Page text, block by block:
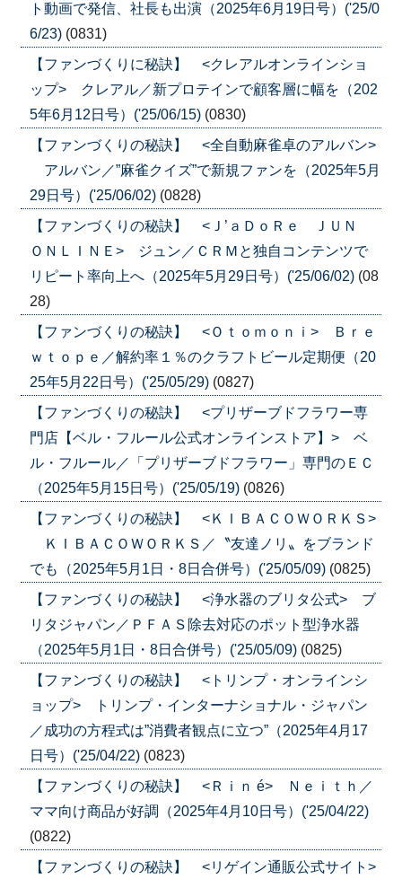
ト動画で発信、社長も出演（2025年6月19日号）('25/0
6/23) (0831)
【ファンづくりに秘訣】 <クレアルオンラインショ
ップ> クレアル／新プロテインで顧客層に幅を（202
5年6月12日号）('25/06/15) (0830)
【ファンづくりの秘訣】 <全自動麻雀卓のアルバン>
アルバン／”麻雀クイズ”で新規ファンを（2025年5月
29日号）('25/06/02) (0828)
【ファンづくりの秘訣】 <Ｊ’ａＤｏＲｅ ＪＵＮ
ＯＮＬＩＮＥ> ジュン／ＣＲＭと独自コンテンツで
リピート率向上へ（2025年5月29日号）('25/06/02) (08
28)
【ファンづくりの秘訣】 <Ｏｔｏｍｏｎｉ> Ｂｒｅ
ｗｔｏｐｅ／解約率１％のクラフトビール定期便（20
25年5月22日号）('25/05/29) (0827)
【ファンづくりの秘訣】 <プリザーブドフラワー専
門店【ベル・フルール公式オンラインストア】> ベ
ル・フルール／「プリザーブドフラワー」専門のＥＣ
（2025年5月15日号）('25/05/19) (0826)
【ファンづくりの秘訣】 <ＫＩＢＡＣＯＷＯＲＫＳ>
ＫＩＢＡＣＯＷＯＲＫＳ／〝友達ノリ〟をブランド
でも（2025年5月1日・8日合併号）('25/05/09) (0825)
【ファンづくりの秘訣】 <浄水器のブリタ公式> ブ
リタジャパン／ＰＦＡＳ除去対応のポット型浄水器
（2025年5月1日・8日合併号）('25/05/09) (0825)
【ファンづくりの秘訣】 <トリンプ・オンラインシ
ョップ> トリンプ・インターナショナル・ジャパン
／成功の方程式は”消費者観点に立つ”（2025年4月17
日号）('25/04/22) (0823)
【ファンづくりの秘訣】 <Ｒｉｎ é> Ｎｅｉｔｈ／
ママ向け商品が好調（2025年4月10日号）('25/04/22)
(0822)
【ファンづくりの秘訣】 <リゲイン通販公式サイト>